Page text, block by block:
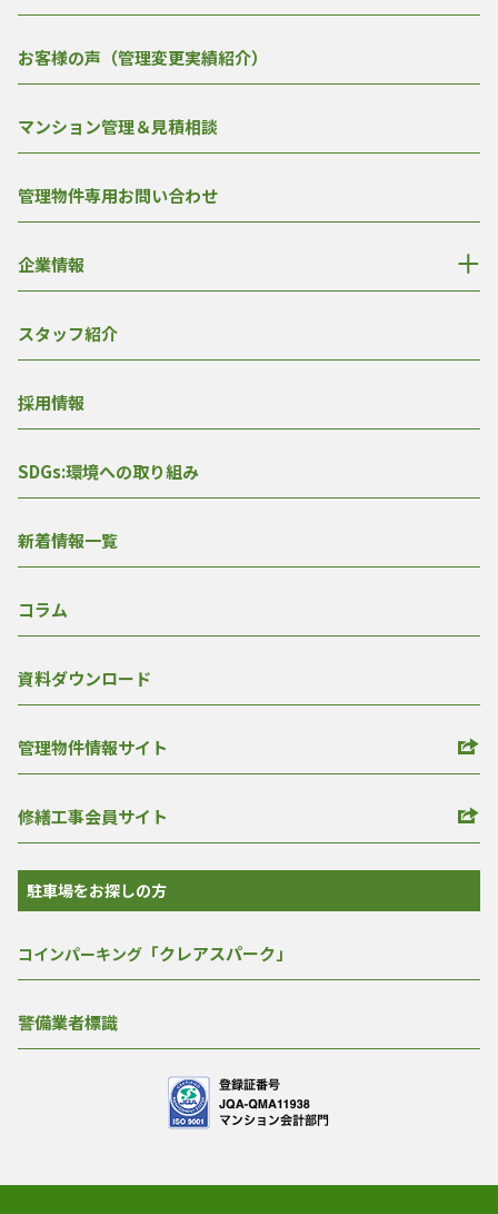
お客様の声（管理変更実績紹介）
マンション管理＆見積相談
管理物件専用お問い合わせ
企業情報
スタッフ紹介
採用情報
SDGs:環境への取り組み
新着情報一覧
コラム
資料ダウンロード
管理物件情報サイト
修繕工事会員サイト
駐車場をお探しの方
コインパーキング 「クレアスパーク」
警備業者標識